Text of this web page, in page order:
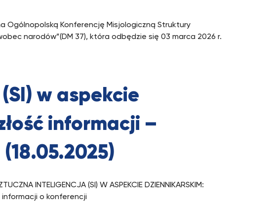
Ogólnopolską Konferencję Misjologiczną Struktury
narodów”(DM 37), która odbędzie się 03 marca 2026 r.
w aspekcie
informacji –
INTELIGENCJA (SI) W ASPEKCIE DZIENNIKARSKIM:
informacji o konferencji